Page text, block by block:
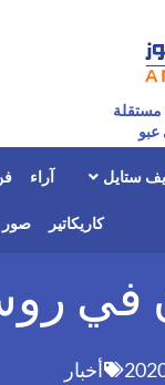
مستقلة
ستايل آراء
كاريكاتير صور
في
أخبار